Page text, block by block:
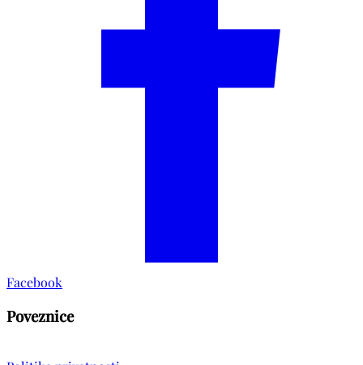
Facebook
Poveznice